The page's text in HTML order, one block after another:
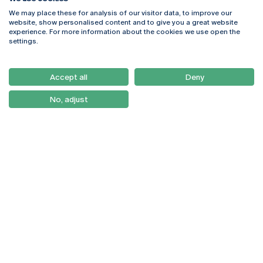
Rua Diogo Botelho 1327
4169-005 Porto
+351 226 196 240
Campus Online
Webmail
Como Chegar
Newsletter
We may place these for analysis of our visitor data, to improve our
website, show personalised content and to give you a great website
experience. For more information about the cookies we use open the
settings.
Accept all Deny
No, adjust